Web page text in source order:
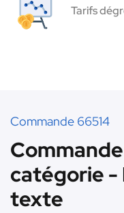
Tarifs
Commande 66514
catégorie -
texte